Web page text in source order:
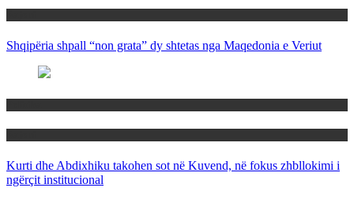
Shqipëria shpall “non grata” dy shtetas nga Maqedonia e Veriut
Kurti dhe Abdixhiku takohen sot në Kuvend, në fokus zhbllokimi i
ngërçit institucional